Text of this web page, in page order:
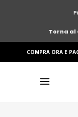
Torna
COMPRA ORA E